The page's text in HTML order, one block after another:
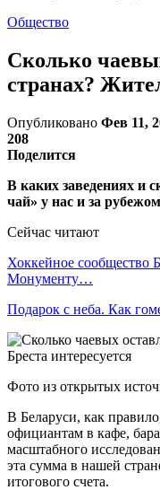
Общество
Сколько
странах?
Опубликовано Фев 11,
208
Поделится
В каких заведениях и
чай» у нас и за
Сейчас читают
Хоккейное сообщество
Монументу…
Подарок с неба. Как
Фото из открытых
В Беларуси, как
официантам в кафе,
масштабного
эта сумма в нашей
итогового счета.